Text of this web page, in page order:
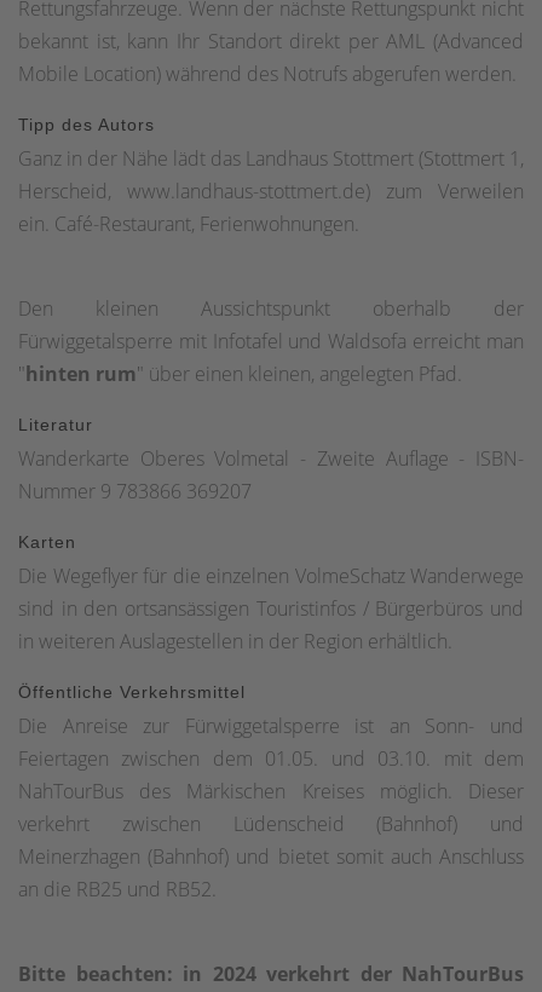
dem Weg den Berg hinauf. Wir durchqueren einen
Waldabschnitt, ehe wir uns nun an der nächsten Kreuzung
rechts - weiter den Berg hinauf - halten. Hier wartet auch
schon die erste, spannede Wanderinformationstafel auf
die Wanderer.Wir erreichen nun die kleine Siedlung
Buschhöh, ehe der Weg nun wieder für kurze Zeit im Wald
verschwindet. Weiter erreichen wir nun die Revierförsterei
nächsten Gabelung rechts, woraufhin nach einiger Zeit die
Talsperre wieder in Sichtweite kommt: ein toller Ausblick.
Die nächste Wandertafel hält weitere interessante Infos
Fürwiggetalsperre bis wir uns an einer weiteren Gabelung
nun rechts halten und - nach ein paar Metern bergab - den
wartet noch der kleine Aussichtspunkt mit Waldsofa und
Infotafel; ein kleiner, angelegter Weg führt hier "hinten
rum" zum Erlebnisplatz. Dem Wegeverlauf dann nun
weiter folgend kommen wir schlussendlich zurück zu
Rettungsfahrzeuge. Wenn der nächste Rettungspunkt nicht
bekannt ist, kann Ihr Standort direkt per AML (Advanced
Mobile Location) während des Notrufs abgerufen werden.
Tipp des Autors
Ganz in der Nähe lädt das Landhaus Stottmert (Stottmert 1,
Herscheid, www.landhaus-stottmert.de) zum Verweilen
ein. Café-Restaurant, Ferienwohnungen.
Den kleinen Aussichtspunkt oberhalb der
Fürwiggetalsperre mit Infotafel und Waldsofa erreicht man
"hinten rum" über einen kleinen, angelegten Pfad.
Literatur
Wanderkarte Oberes Volmetal - Zweite Auflage - ISBN-
Nummer 9 783866 369207
Karten
Die Wegeflyer für die einzelnen VolmeSchatz Wanderwege
sind in den ortsansässigen Touristinfos / Bürgerbüros und
in weiteren Auslagestellen in der Region erhältlich.
Öffentliche Verkehrsmittel
Die Anreise zur Fürwiggetalsperre ist an Sonn- und
Feiertagen zwischen dem 01.05. und 03.10. mit dem
NahTourBus des Märkischen Kreises möglich. Dieser
verkehrt zwischen Lüdenscheid (Bahnhof) und
Meinerzhagen (Bahnhof) und bietet somit auch Anschluss
an die RB25 und RB52.
Bitte beachten: in 2024 verkehrt der NahTourBus